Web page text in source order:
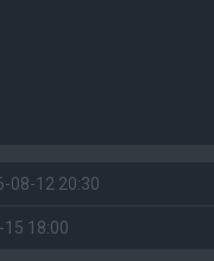
08-12 20:30
18:00